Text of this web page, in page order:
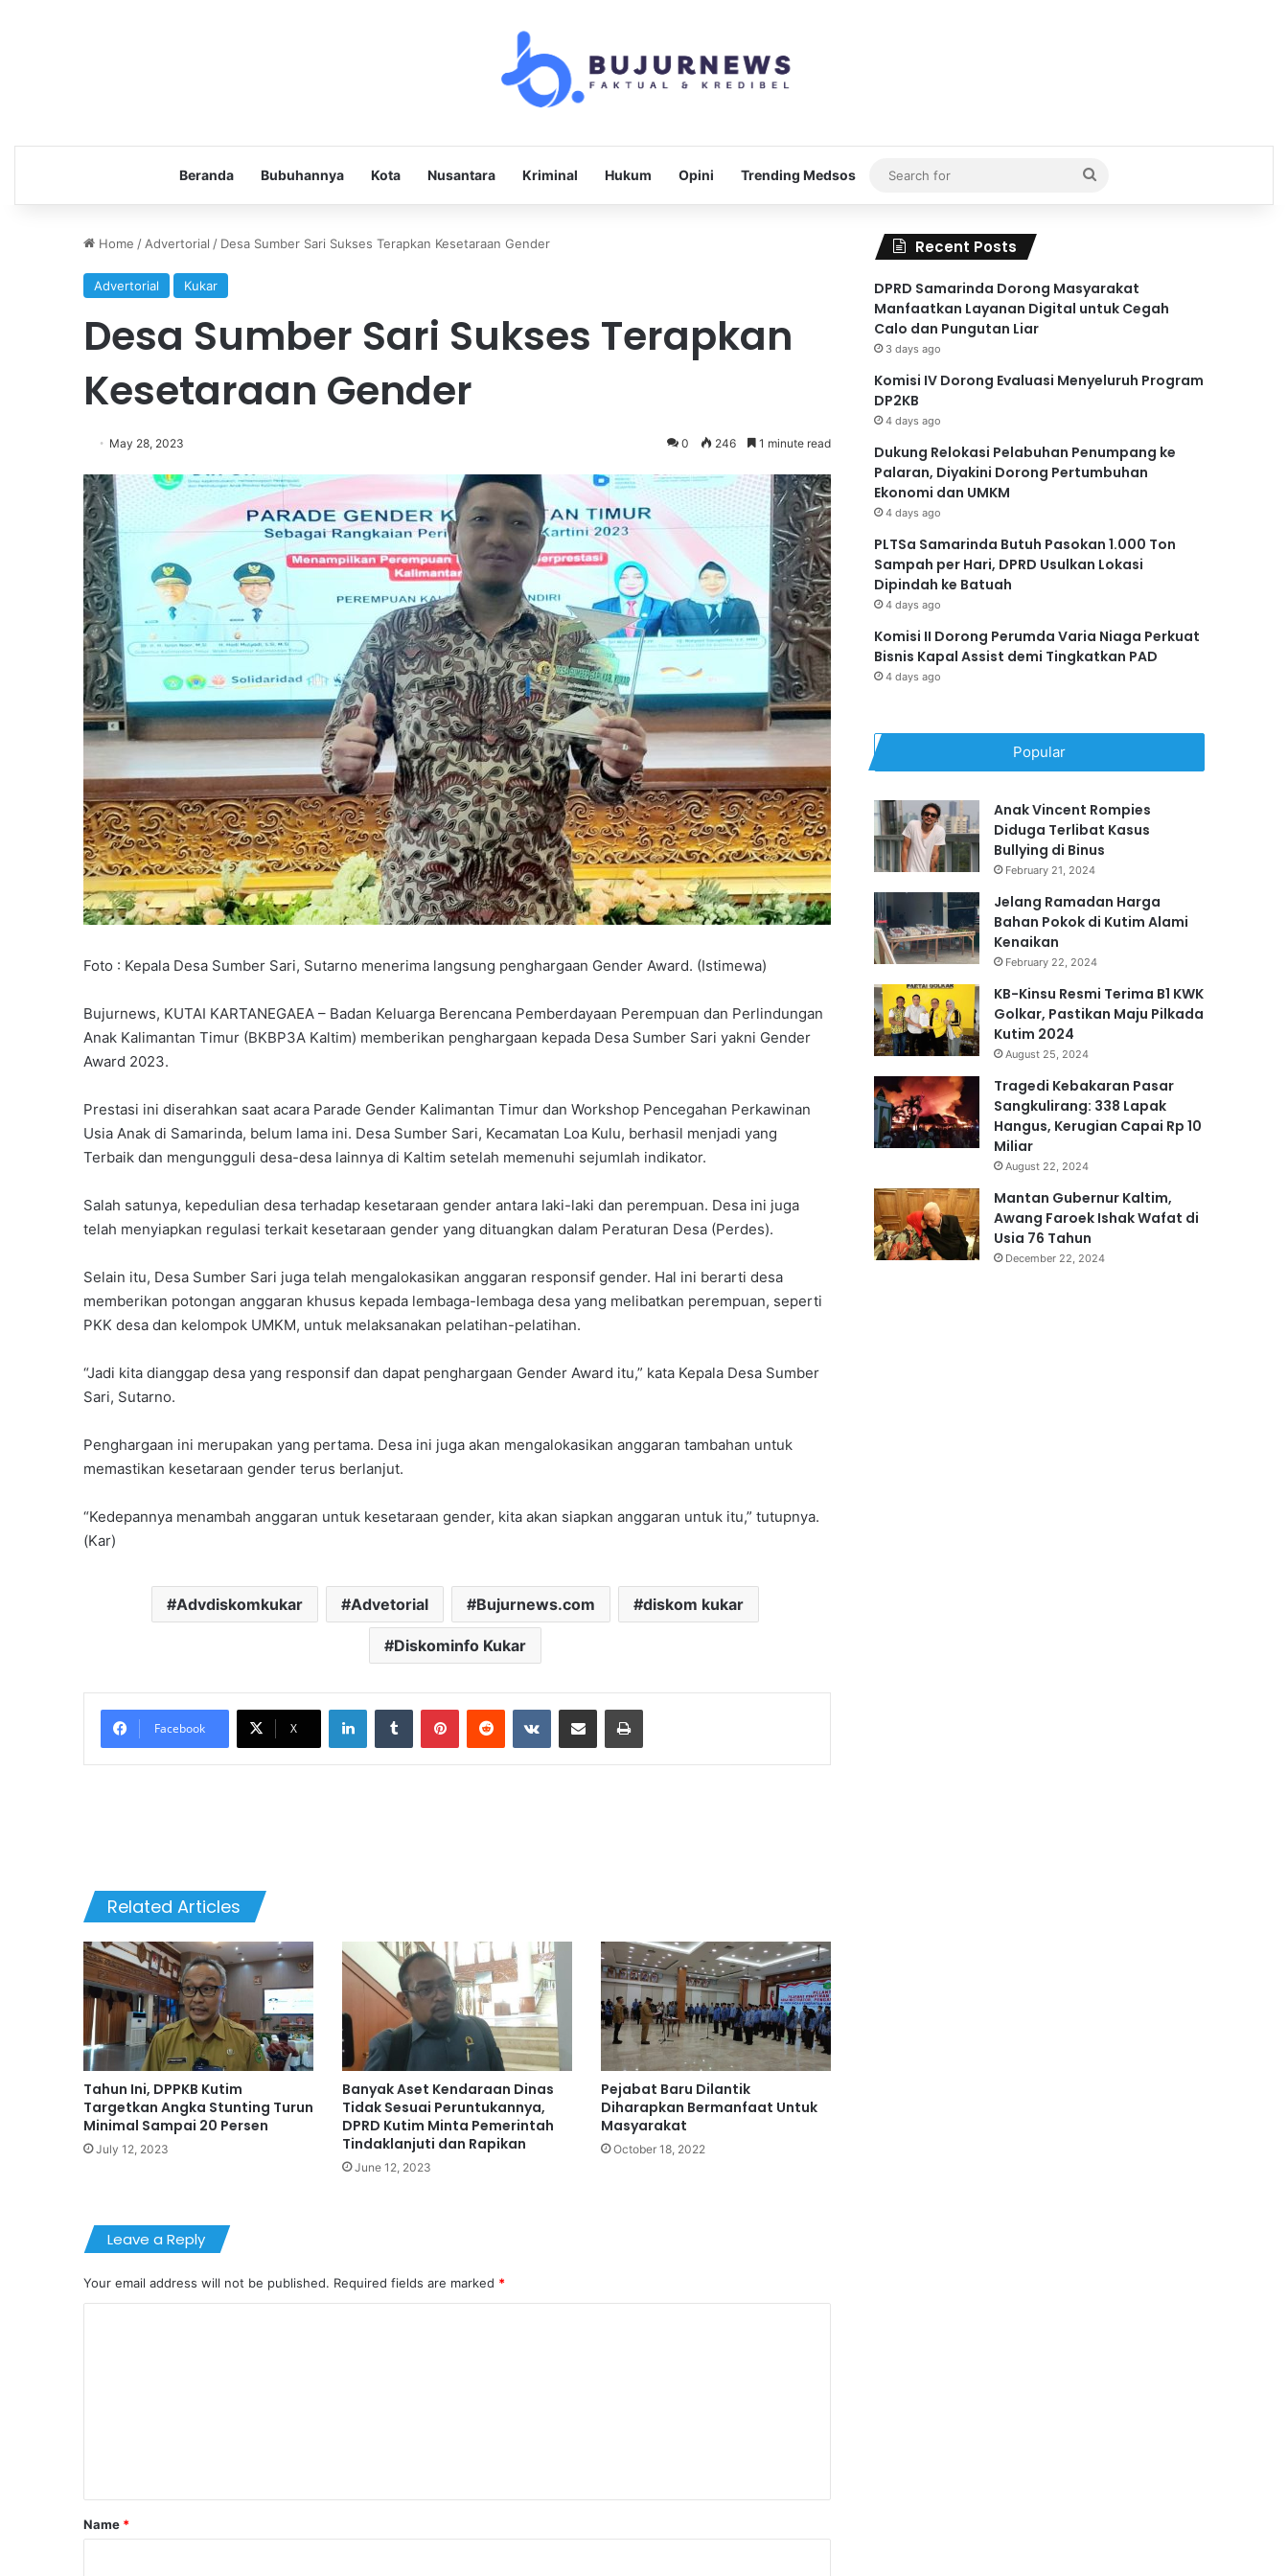
Beranda Bubuhannya Kota Nusantara Kriminal Hukum Opini Trending Medsos
Search
for
Home / Advertorial / Desa Sumber Sari Sukses Terapkan Kesetaraan Gender
Advertorial Kukar
Desa Sumber Sari Sukses Terapkan
Kesetaraan Gender
May 28, 2023 0 246 1 minute read
Foto : Kepala Desa Sumber Sari, Sutarno menerima langsung penghargaan Gender Award. (Istimewa)
Bujurnews, KUTAI KARTANEGAEA – Badan Keluarga Berencana Pemberdayaan Perempuan dan Perlindungan
Anak Kalimantan Timur (BKBP3A Kaltim) memberikan penghargaan kepada Desa Sumber Sari yakni Gender
Award 2023.
Prestasi ini diserahkan saat acara Parade Gender Kalimantan Timur dan Workshop Pencegahan Perkawinan
Usia Anak di Samarinda, belum lama ini. Desa Sumber Sari, Kecamatan Loa Kulu, berhasil menjadi yang
Terbaik dan mengungguli desa-desa lainnya di Kaltim setelah memenuhi sejumlah indikator.
Salah satunya, kepedulian desa terhadap kesetaraan gender antara laki-laki dan perempuan. Desa ini juga
telah menyiapkan regulasi terkait kesetaraan gender yang dituangkan dalam Peraturan Desa (Perdes).
Selain itu, Desa Sumber Sari juga telah mengalokasikan anggaran responsif gender. Hal ini berarti desa
memberikan potongan anggaran khusus kepada lembaga-lembaga desa yang melibatkan perempuan, seperti
PKK desa dan kelompok UMKM, untuk melaksanakan pelatihan-pelatihan.
“Jadi kita dianggap desa yang responsif dan dapat penghargaan Gender Award itu,” kata Kepala Desa Sumber
Sari, Sutarno.
Penghargaan ini merupakan yang pertama. Desa ini juga akan mengalokasikan anggaran tambahan untuk
memastikan kesetaraan gender terus berlanjut.
“Kedepannya menambah anggaran untuk kesetaraan gender, kita akan siapkan anggaran untuk itu,” tutupnya.
(Kar)
Advdiskomkukar Advetorial Bujurnews.com diskom kukar
Diskominfo Kukar
Facebook X
LinkedInTumblr PinterestReddit VKontakteShare via Email Print
Related Articles
Tahun Ini, DPPKB Kutim
Targetkan Angka Stunting Turun
Minimal Sampai 20 Persen
July 12, 2023
Banyak Aset Kendaraan Dinas
Tidak Sesuai Peruntukannya,
DPRD Kutim Minta Pemerintah
Tindaklanjuti dan Rapikan
June 12, 2023
Pejabat Baru Dilantik
Diharapkan Bermanfaat Untuk
Masyarakat
October 18, 2022
Leave a Reply
Your email address will not be published. Required fields are marked *
*
Name *
Recent Posts
DPRD Samarinda Dorong Masyarakat
Manfaatkan Layanan Digital untuk Cegah
Calo dan Pungutan Liar
3 days ago
Komisi IV Dorong Evaluasi Menyeluruh Program
DP2KB
4 days ago
Dukung Relokasi Pelabuhan Penumpang ke
Palaran, Diyakini Dorong Pertumbuhan
Ekonomi dan UMKM
4 days ago
PLTSa Samarinda Butuh Pasokan 1.000 Ton
Sampah per Hari, DPRD Usulkan Lokasi
Dipindah ke Batuah
4 days ago
Komisi II Dorong Perumda Varia Niaga Perkuat
Bisnis Kapal Assist demi Tingkatkan PAD
4 days ago
Popular
Anak Vincent Rompies
Diduga Terlibat Kasus
Bullying di Binus
February 21, 2024
Jelang Ramadan Harga
Bahan Pokok di Kutim Alami
Kenaikan
February 22, 2024
KB-Kinsu Resmi Terima B1 KWK
Golkar, Pastikan Maju Pilkada
Kutim 2024
August 25, 2024
Tragedi Kebakaran Pasar
Sangkulirang: 338 Lapak
Hangus, Kerugian Capai Rp 10
Miliar
August 22, 2024
Mantan Gubernur Kaltim,
Awang Faroek Ishak Wafat di
Usia 76 Tahun
December 22, 2024